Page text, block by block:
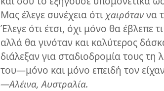
Μας έλεγε συνέχεια ότι χαιρόταννα
Έλεγε ότι έτσι, όχι μόνο θα έβλεπε
αλλά θα γινόταν και καλύτερος
διάλεξαν για σταδιοδρομία τους
του—​μόνο και μόνο επειδή τον
—Αλέινα, Αυστραλία.